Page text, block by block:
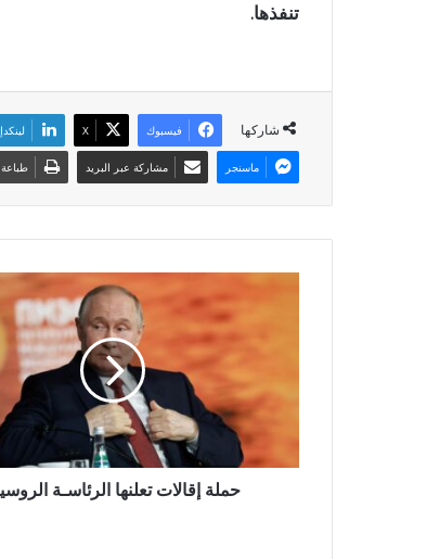
تنفذها.
شاركها فيسبوك X
ماسنجر مشاركة عبر البريد طباعة
حملة إقالات تعلنها الرئاسـة